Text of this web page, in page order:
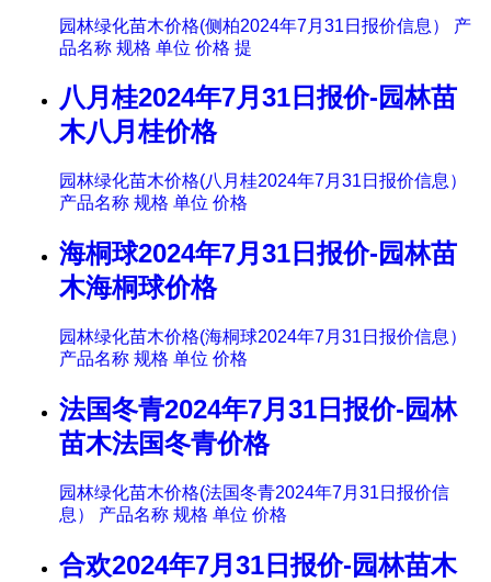
园林绿化苗木价格(侧柏2024年7月31日报价信息） 产
品名称 规格 单位 价格 提
八月桂2024年7月31日报价-园林苗
木八月桂价格
园林绿化苗木价格(八月桂2024年7月31日报价信息）
产品名称 规格 单位 价格
海桐球2024年7月31日报价-园林苗
木海桐球价格
园林绿化苗木价格(海桐球2024年7月31日报价信息）
产品名称 规格 单位 价格
法国冬青2024年7月31日报价-园林
苗木法国冬青价格
园林绿化苗木价格(法国冬青2024年7月31日报价信
息） 产品名称 规格 单位 价格
合欢2024年7月31日报价-园林苗木